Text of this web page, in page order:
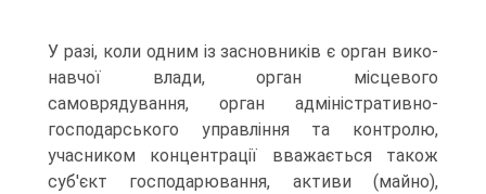
У разі, коли одним із засновників є орган вико­
навчої влади, орган місцевого
самоврядування, орган адмініс­тративно-
господарського управління та контролю,
учасником концентрації вважається також
суб'єкт господарювання, ак­тиви (майно),